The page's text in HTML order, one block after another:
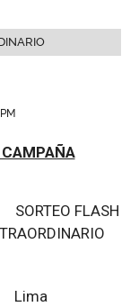
FLASH
Lima